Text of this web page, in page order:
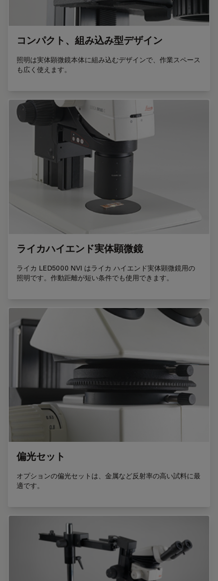
コンパクト、組み込み型デザイン
照明は実体顕微鏡本体に組み込むデザインで、作業スペース
も広く使えます。
ライカハイエンド実体顕微鏡
ライカ LED5000 NVI はライカ ハイエンド実体顕微鏡用の
照明です。作動距離が短い条件でも使用できます。
偏光セット
オプションの偏光セットは、金属など反射率の高い試料に最
適です。